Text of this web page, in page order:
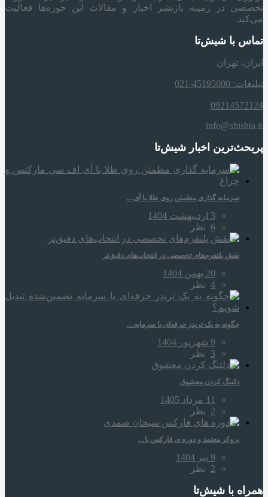
تخصصی در زمینه بازنشر اخبار و مقالات این حوزه‌ها فعالیت
می‌کند.
تماس با شیش‌تا
ایران، تهران
تبلیغات: 45195000-021
09214572124
info@shishta.ir
پربحث‌ترین اخبار شیش‌تا
سرمایه‌ گذاری مطمئن روی طلا با آی…
3 اردیبهشت 1404
6 نظر
نقش پلتفرم‌های تخصصی در انتخاب‌های دقیق‌تر
20 بهمن 1404
4 نظر
چگونه به یک تریدر حرفه‌ای با سرمایه…
9 شهریور 1404
3 نظر
دلتنگ کردن معشوق
11 مرداد 1405
2 نظر
بروکر معتمد و دوره‌ ی فارکس با…
9 تیر 1404
2 نظر
همراه‌ با شیش‌تا